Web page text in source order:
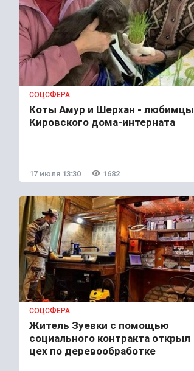
СОЦСФЕРА
Коты Амур и Шерхан - любимцы
Кировского дома-интерната
17 июля 13:30 1682
СОЦСФЕРА
Житель Зуевки с помощью
социального контракта открыл
цех по деревообработке